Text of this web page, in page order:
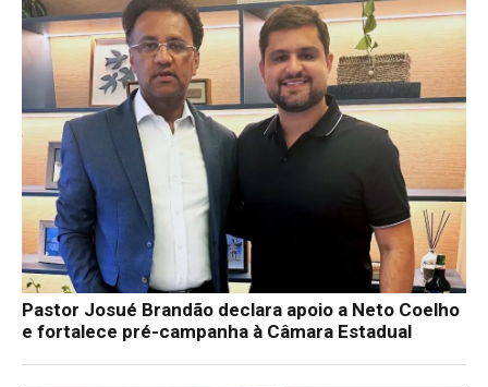
Pastor Josué Brandão declara apoio a Neto Coelho
e fortalece pré-campanha à Câmara Estadual